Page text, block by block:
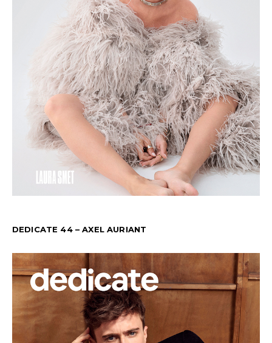
DEDICATE 44 – AXEL AURIANT